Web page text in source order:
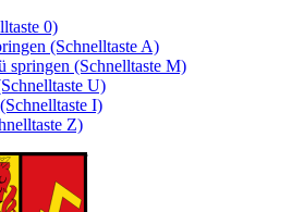
0)
(Schnelltaste A)
springen (Schnelltaste M)
U)
I)
Z)